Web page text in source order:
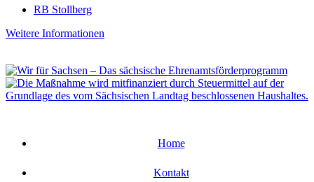
RB Stollberg
Weitere Informationen
Home
Kontakt